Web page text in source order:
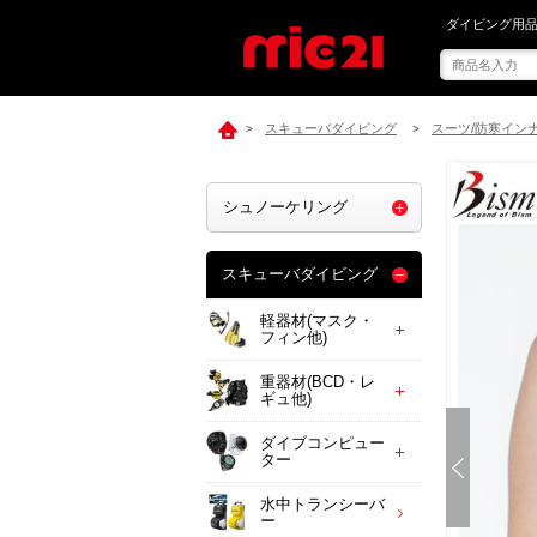
mic21で[ Bism
ダイビング用
> スキューバダイビング > スーツ/防寒イン
シュノーケリング
スキューバダイビング
軽器材(マスク・
フィン他)
重器材(BCD・レ
ギュ他)
ダイブコンピュー
ター
水中トランシーバ
ー